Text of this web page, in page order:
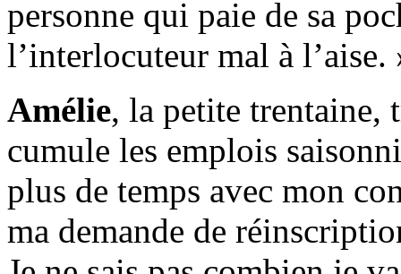
personne qui paie de sa
l’interlocuteur mal à l’aise.
Amélie, la petite trentaine,
cumule les emplois
plus de temps avec mon
ma demande de